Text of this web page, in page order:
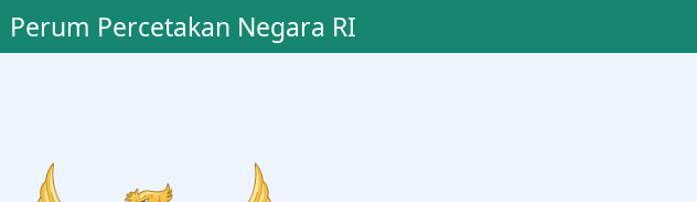
Perum Percetakan Negara RI